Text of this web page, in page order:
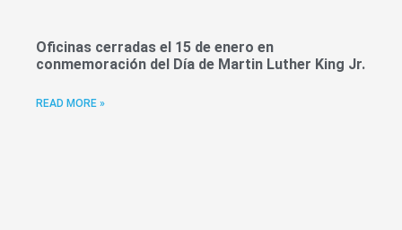
Oficinas cerradas el 15 de enero en
conmemoración del Día de Martin Luther King Jr.
READ MORE »